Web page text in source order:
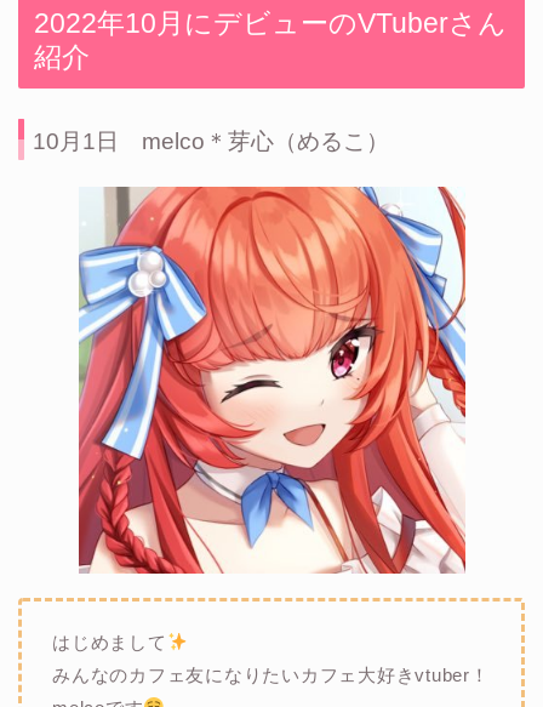
2022年10月にデビューのVTuberさん
紹介
10月1日 melco＊芽心（めるこ）
はじめまして
みんなのカフェ友になりたいカフェ大好きvtuber！